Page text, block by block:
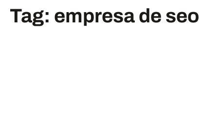
Tag: empresa de seo